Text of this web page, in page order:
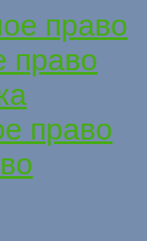
право
право
право